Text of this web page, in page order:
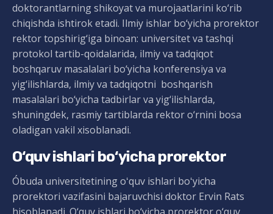
doktorantlarning shikoyat va murojaatlarini ko‘rib
chiqishda ishtirok etadi. Ilmiy ishlar bo‘yicha prorektor
rektor topshirig‘iga binoan: universitet va tashqi
protokol tartib-qoidalarida, ilmiy va tadqiqot
boshqaruv masalalari bo‘yicha konferensiya va
yig‘ilishlarda, ilmiy va tadqiqotni boshqarish
masalalari bo‘yicha tadbirlar va yig‘ilishlarda,
shuningdek, rasmiy tartiblarda rektor o‘rnini bosa
oladigan vakil xisoblanadi.
O‘quv ishlari bo‘yicha prorektor
Óbuda universitetining oʻquv ishlari boʻyicha
prorektori vazifasini bajaruvchisi doktor Ervin Rats